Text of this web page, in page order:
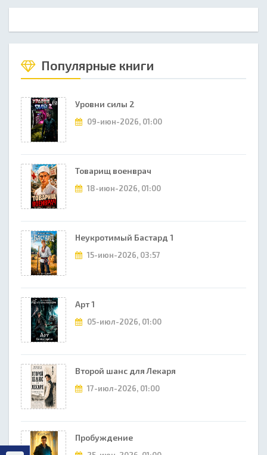
Популярные книги
Уровни силы 2
09-июн-2026, 01:00
Товарищ военврач
18-июн-2026, 01:00
Неукротимый Бастард 1
15-июн-2026, 03:57
Арт 1
05-июл-2026, 01:00
Второй шанс для Лекаря
17-июл-2026, 01:00
Пробуждение